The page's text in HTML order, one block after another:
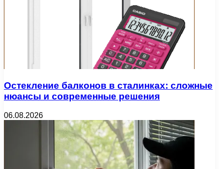
Остекление балконов в сталинках: сложные
нюансы и современные решения
06.08.2026